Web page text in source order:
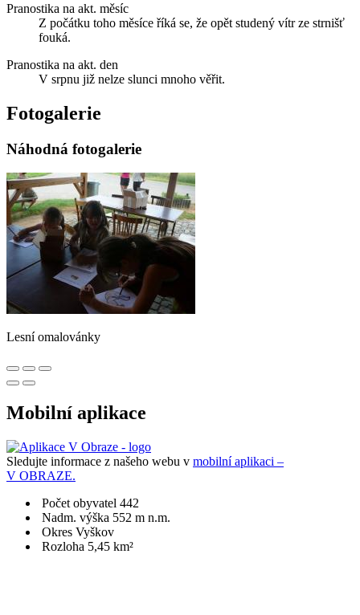
Pranostika na akt. měsíc
Z počátku toho měsíce říká se, že opět studený vítr ze strnišť
fouká.
Pranostika na akt. den
V srpnu již nelze slunci mnoho věřit.
Fotogalerie
Náhodná fotogalerie
Lesní omalovánky
Mobilní aplikace
Sledujte informace z našeho webu v mobilní aplikaci –
V OBRAZE.
Počet obyvatel 442
Nadm. výška 552 m n.m.
Okres Vyškov
Rozloha 5,45 km²